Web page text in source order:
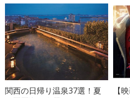
関西の日帰り温泉37選！夏
【